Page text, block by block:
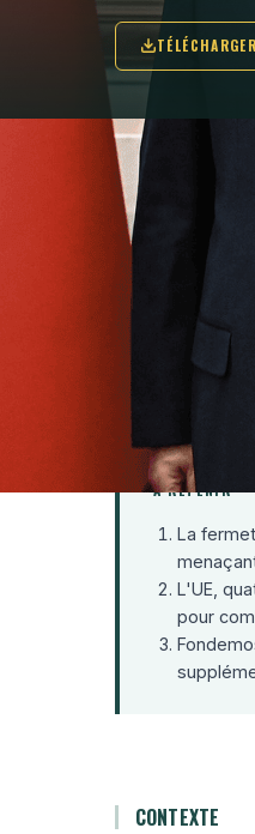
Ce briefing
afin de
nouvelles
À RETENIR
La
L'UE,
pour
CONTEXTE